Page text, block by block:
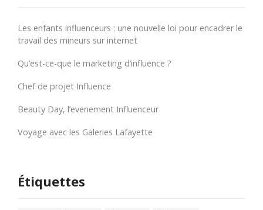
Les enfants influenceurs : une nouvelle loi pour encadrer le
travail des mineurs sur internet
Qu’est-ce-que le marketing d’influence ?
Chef de projet Influence
Beauty Day, l’evenement Influenceur
Voyage avec les Galeries Lafayette
Étiquettes